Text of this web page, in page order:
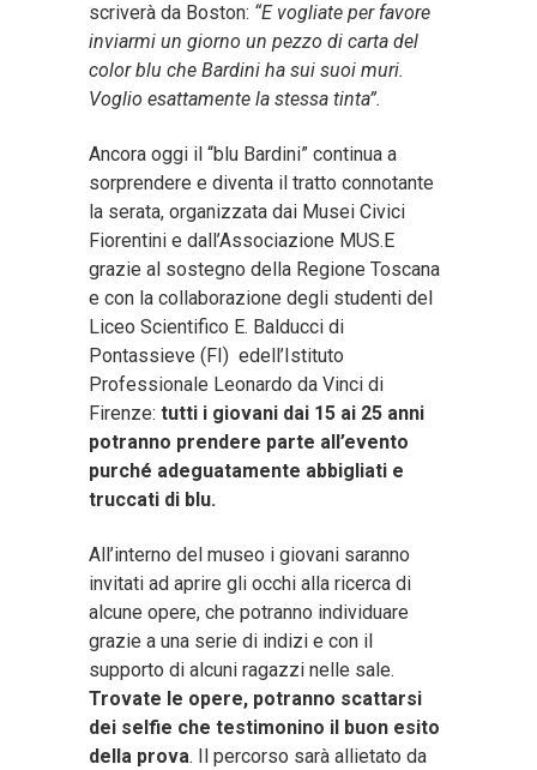
scriverà da Boston: “E vogliate per favore
inviarmi un giorno un pezzo di carta del
color blu che Bardini ha sui suoi muri.
Voglio esattamente la stessa tinta”.
Ancora oggi il “blu Bardini” continua a
sorprendere e diventa il tratto connotante
la serata, organizzata dai Musei Civici
Fiorentini e dall’Associazione MUS.E
grazie al sostegno della Regione Toscana
e con la collaborazione degli studenti del
Liceo Scientifico E. Balducci di
Pontassieve (FI) edell’Istituto
Professionale Leonardo da Vinci di
Firenze: tutti i giovani dai 15 ai 25 anni
potranno prendere parte all’evento
purché adeguatamente abbigliati e
truccati di blu.
All’interno del museo i giovani saranno
invitati ad aprire gli occhi alla ricerca di
alcune opere, che potranno individuare
grazie a una serie di indizi e con il
supporto di alcuni ragazzi nelle sale.
Trovate le opere, potranno scattarsi
dei selfie che testimonino il buon esito
della prova. Il percorso sarà allietato da